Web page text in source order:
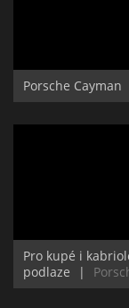
Porsche Cayman
Pro kupé i
podlaze
|